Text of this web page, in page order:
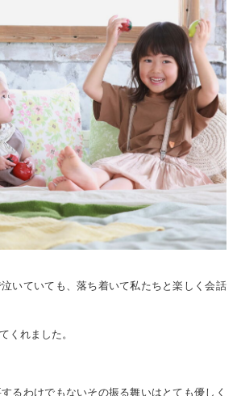
いていても、落ち着いて私たちと楽しく会話
くれました。
るわけでもないその振る舞いはとても優しく